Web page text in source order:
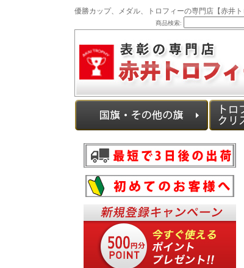
優勝カップ、メダル、トロフィーの専門店【赤井ト
商品検索: